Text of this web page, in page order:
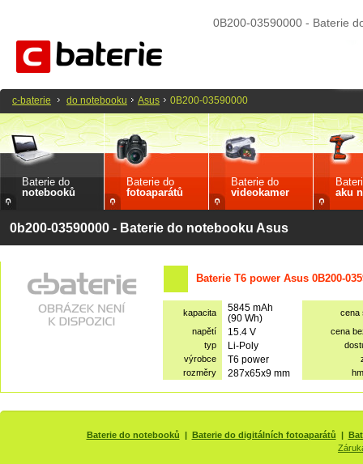
0B200-03590000 - Baterie
Baterie do
notebooků
Baterie do
fotoaparátů
Baterie do
videokamer
aku
0b200-03590000 - Baterie do notebooku Asus
Baterie T6 power Asus 0B200-
kapacita
5845 mAh
(90 Wh)
cena
napětí
15.4 V
cena
typ
Li-Poly
výrobce
T6 power
rozměry
287x65x9 mm
c-baterie do notebooku Asus 0B200-03590000
Baterie do notebooků | Baterie do digitálních fotoaparátů |